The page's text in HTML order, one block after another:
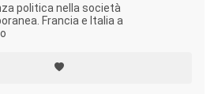
politica nella società
Francia e Italia a